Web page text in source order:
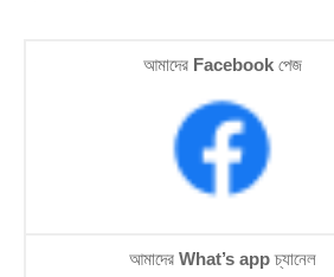
আমাদের Facebook পেজ
আমাদের What’s app চ্যানেল